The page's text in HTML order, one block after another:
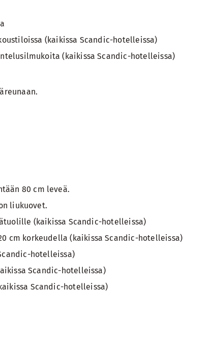
(kaikissa Scandic-hotelleissa)
(kaikissa Scandic-hotelleissa)
80 cm leveä.
liukuovet.
(kaikissa Scandic-hotelleissa)
cm korkeudella (kaikissa Scandic-hotelleissa)
hotelleissa)
Scandic-hotelleissa)
Scandic-hotelleissa)